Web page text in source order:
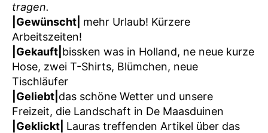
tragen.
|Gewünscht| mehr Urlaub! Kürzere
Arbeitszeiten!
|Gekauft| bissken was in Holland, ne neue kurze
Hose, zwei T-Shirts, Blümchen, neue
Tischläufer
|Geliebt| das schöne Wetter und unsere
Freizeit, die Landschaft in De Maasduinen
|Geklickt| Lauras treffenden Artikel über das